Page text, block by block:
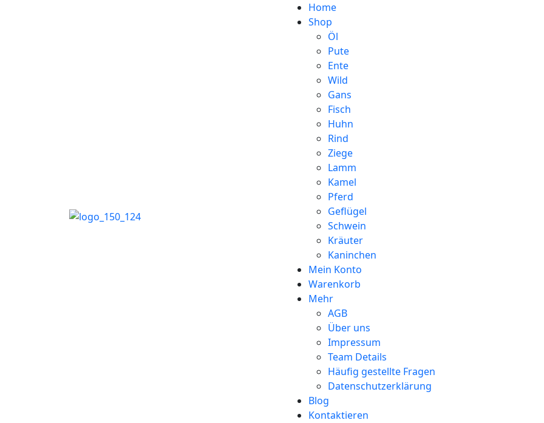
Home
Shop
Öl
Pute
Ente
Wild
Gans
Fisch
Huhn
Rind
Ziege
Lamm
Kamel
Pferd
Geflügel
Schwein
Kräuter
Kaninchen
Mein Konto
Warenkorb
Mehr
AGB
Über uns
Impressum
Team Details
Häufig gestellte Fragen
Datenschutzerklärung
Blog
Kontaktieren